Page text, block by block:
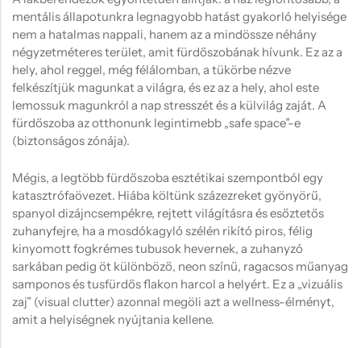
mentális állapotunkra legnagyobb hatást gyakorló helyisége
nem a hatalmas nappali, hanem az a mindössze néhány
négyzetméteres terület, amit fürdőszobának hívunk. Ez az a
hely, ahol reggel, még félálomban, a tükörbe nézve
felkészítjük magunkat a világra, és ez az a hely, ahol este
lemossuk magunkról a nap stresszét és a külvilág zaját. A
fürdőszoba az otthonunk legintimebb „safe space”-e
(biztonságos zónája).
Mégis, a legtöbb fürdőszoba esztétikai szempontból egy
katasztrófaövezet. Hiába költünk százezreket gyönyörű,
spanyol dizájncsempékre, rejtett világításra és esőztetős
zuhanyfejre, ha a mosdókagyló szélén rikító piros, félig
kinyomott fogkrémes tubusok hevernek, a zuhanyzó
sarkában pedig öt különböző, neon színű, ragacsos műanyag
samponos és tusfürdős flakon harcol a helyért. Ez a „vizuális
zaj” (visual clutter) azonnal megöli azt a wellness-élményt,
amit a helyiségnek nyújtania kellene.
Hűtőmágnes, Kitűző
Plüss
Sapka
Táska, pénztárca
Egyedi céges ajándékok